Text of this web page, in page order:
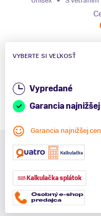
VYBERTE SI VEĽKOSŤ
Vypredané
Garancia
Garancia najnižšej
Kalkulačka splátok